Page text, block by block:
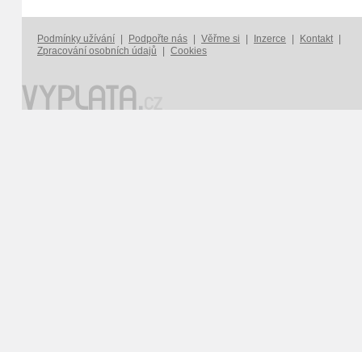
Podmínky užívání Podpořte nás Věřme si Inzerce Kontakt
Zpracování osobních údajů
Cookies